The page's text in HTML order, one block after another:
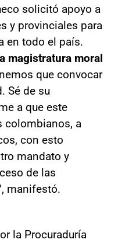
solicitó apoyo a
y provinciales para
en todo el país.
magistratura moral
que convocar
Sé de su
a que este
colombianos, a
con esto
mandato y
de las
manifestó.
la Procuraduría